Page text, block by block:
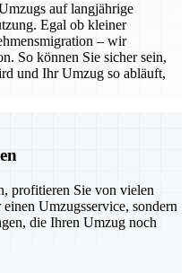
auf langjährige
Egal ob kleiner
– wir
So können Sie sicher sein,
und Ihr Umzug so abläuft,
profitieren Sie von vielen
Umzugsservice, sondern
die Ihren Umzug noch